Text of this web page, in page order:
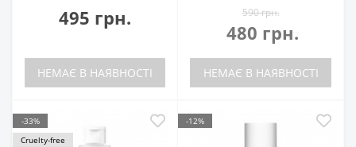
495 грн.
НЕМАЄ В НАЯВНОСТІ
590 грн.
480 грн.
НЕМАЄ В НАЯВНОСТІ
-33%
Cruelty-free
-12%